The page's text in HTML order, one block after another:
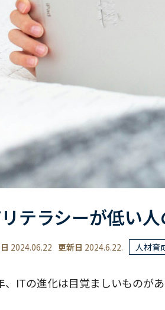
テラシーが低い
2024.06.22 更新日 2024.6.22. 人材育
、ITの進化は目覚ましいものが